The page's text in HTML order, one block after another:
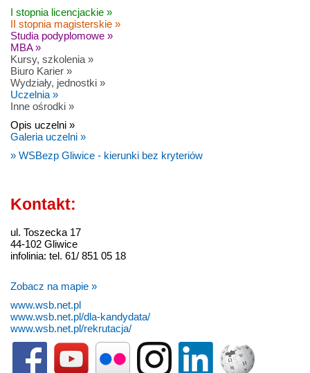
I stopnia licencjackie »
II stopnia magisterskie »
Studia podyplomowe »
MBA »
Kursy, szkolenia »
Biuro Karier »
Wydziały, jednostki »
Uczelnia »
Inne ośrodki »
Opis uczelni »
Galeria uczelni »
» WSBezp Gliwice - kierunki bez kryteriów
Kontakt:
ul. Toszecka 17
44-102 Gliwice
infolinia: tel. 61/ 851 05 18
Zobacz na mapie »
www.wsb.net.pl
www.wsb.net.pl/dla-kandydata/
www.wsb.net.pl/rekrutacja/